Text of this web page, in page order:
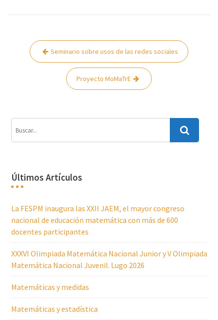
NavegaciónSeminario sobre usos de las redes sociales
Proyecto MoMaTrE
Últimos Artículos
La FESPM inaugura las XXII JAEM, el mayor congreso
nacional de educación matemática con más de 600
docentes participantes
XXXVI Olimpiada Matemática Nacional Junior y V Olimpiada
Matemática Nacional Juvenil. Lugo 2026
Matemáticas y medidas
Matemáticas y estadística